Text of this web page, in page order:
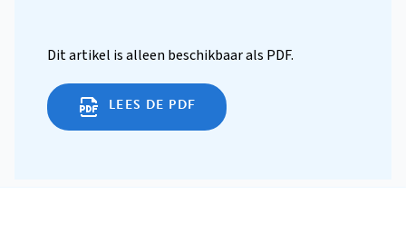
Dit artikel is alleen beschikbaar als PDF.
LEES DE PDF